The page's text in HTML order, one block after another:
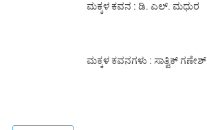
ಮಕ್ಕಳ ಕವನ : ಡಿ. ಎಲ್. ಮಧುರ
ಮಕ್ಕಳ ಕವನಗಳು : ಸಾತ್ವಿಕ್ ಗಣೇಶ್